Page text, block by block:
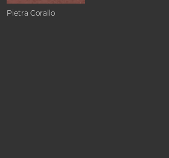
Pietra Corallo